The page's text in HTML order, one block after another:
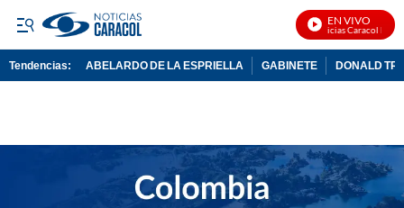
EN VIVO
Noticias Caracol En
Tendencias: ABELARDO DE LA ESPRIELLA GABINETE DONALD